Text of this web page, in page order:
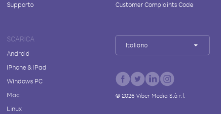
Supporto
Customer Complaints Code
SCARICA
Android
iPhone & iPad
Windows PC
Mac
Linux
Italiano
© 2026Viber Media S.à r.l.